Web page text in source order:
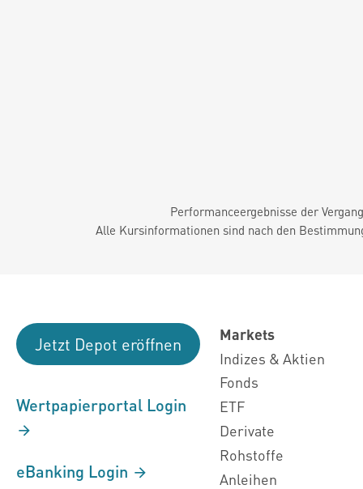
Performanceergebnisse der
Alle Kursinformationen sind nach den
Jetzt Depot eröffnen
Wertpapierportal Login
eBanking Login
Markets
Indizes & Aktien
Fonds
ETF
Derivate
Rohstoffe
Anleihen